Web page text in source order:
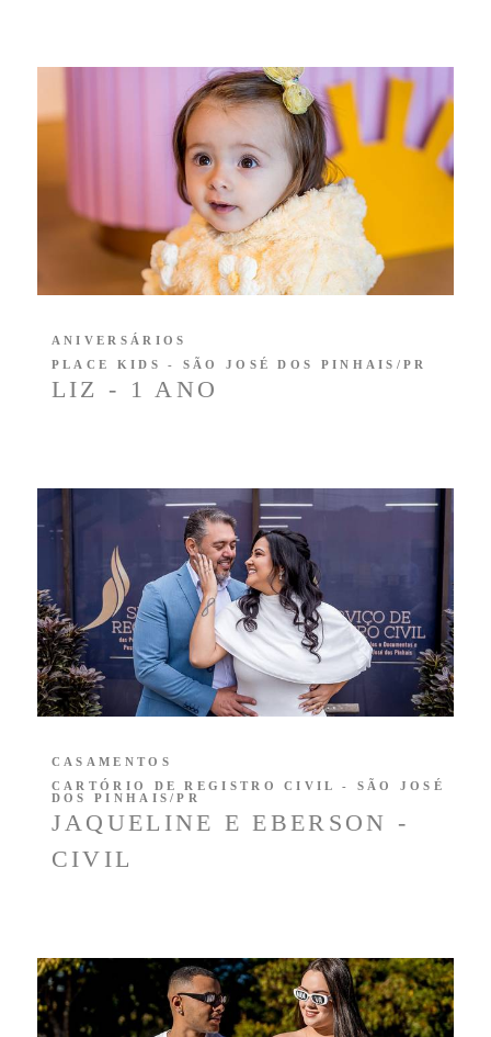
LIZ - 1 ANO
ANIVERSÁRIOS
PLACE KIDS - SÃO JOSÉ DOS PINHAIS/PR
JAQUELINE E EBERSON -
CIVIL
CASAMENTOS
CARTÓRIO DE REGISTRO CIVIL - SÃO JOSÉ
DOS PINHAIS/PR